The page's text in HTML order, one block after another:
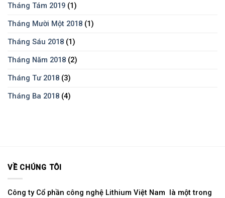
Tháng Tám 2019 (1)
Tháng Mười Một 2018 (1)
Tháng Sáu 2018 (1)
Tháng Năm 2018 (2)
Tháng Tư 2018 (3)
Tháng Ba 2018 (4)
VỀ CHÚNG TÔI
Công ty Cổ phần công nghệ Lithium Việt Nam là một trong